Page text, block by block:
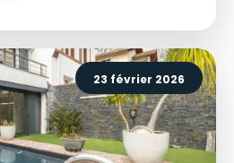
23 février 2026